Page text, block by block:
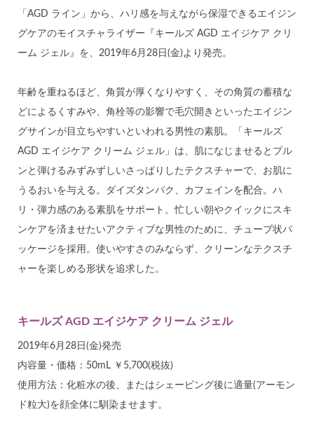
「AGD ライン」から、ハリ感を与えながら保湿できるエイジン
グケアのモイスチャライザー『キールズ AGD エイジケア クリ
ーム ジェル』を、2019年6月28日(金)より発売。
年齢を重ねるほど、角質が厚くなりやすく、その角質の蓄積な
どによるくすみや、角栓等の影響で毛穴開きといったエイジン
グサインが目立ちやすいといわれる男性の素肌。「キールズ
AGD エイジケア クリーム ジェル」は、肌になじませるとプル
ンと弾けるみずみずしいさっぱりしたテクスチャーで、お肌に
うるおいを与える。ダイズタンパク、カフェインを配合。ハ
リ・弾力感のある素肌をサポート。忙しい朝やクイックにスキ
ンケアを済ませたいアクティブな男性のために、チューブ状パ
ッケージを採用。使いやすさのみならず、クリーンなテクスチ
ャーを楽しめる形状を追求した。
キールズ AGD エイジケア クリーム ジェル
2019年6月28日(金)発売
内容量・価格：50mL ￥5,700(税抜)
使用方法：化粧水の後、またはシェービング後に適量(アーモン
ド粒大)を顔全体に馴染ませます。